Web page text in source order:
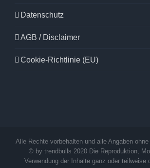
Datenschutz
AGB / Disclaimer
Cookie-Richtlinie (EU)
Alle Rechte vorbehalten und alle Angaben
© by trendbulls 2020 Die Reproduktion,
Verwendung der Inhalte ganz oder teilweise